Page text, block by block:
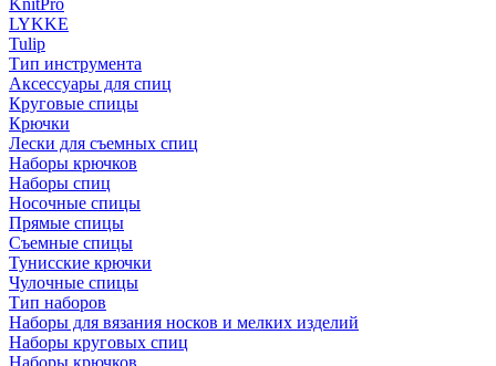
KnitPro
LYKKE
Tulip
Тип инструмента
Аксессуары для спиц
Круговые спицы
Крючки
Лески для съемных спиц
Наборы крючков
Наборы спиц
Носочные спицы
Прямые спицы
Съемные спицы
Тунисские крючки
Чулочные спицы
Тип наборов
Наборы для вязания носков и мелких изделий
Наборы круговых спиц
Наборы крючков